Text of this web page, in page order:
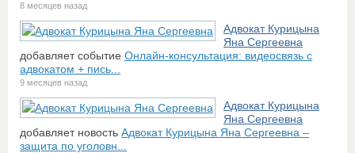
8 месяцев назад
Адвокат Курицына
Яна Сергеевна
добавляет событие Онлайн-консультация: видеосвязь с
адвокатом + пись...
9 месяцев назад
Адвокат Курицына
Яна Сергеевна
добавляет новость Адвокат Курицына Яна Сергеевна –
защита по уголовн...